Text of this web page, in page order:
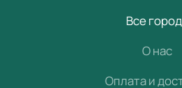
Все
О нас
Оплата и